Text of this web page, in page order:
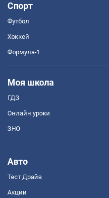
Спорт
Футбол
Хоккей
Формула-1
Моя школа
ГДЗ
Онлайн уроки
ЗНО
Авто
Тест Драйв
Акции